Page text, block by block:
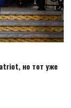
но тот уже